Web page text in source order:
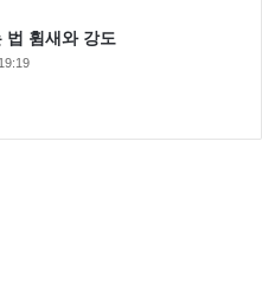
법 휨새와 강도